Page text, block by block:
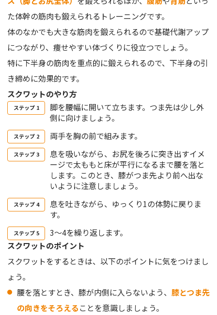
た体幹の筋肉も鍛えられるトレーニングです。
体のなかでも大きな筋肉を鍛えられるので基礎代謝アップ
につながり、痩せやすい体づくりに役立つでしょう。
特に下半身の筋肉を重点的に鍛えられるので、下半身の引
き締めに効果的です。
スクワットのやり方
脚を腰幅に開いて立ちます。つま先は少し外
側に向けましょう。
両手を胸の前で組みます。
息を吸いながら、お尻を後ろに突き出すイメ
ージで太ももと床が平行になるまで腰を落と
します。このとき、膝がつま先より前へ出な
いように注意しましょう。
息を吐きながら、ゆっくり1の体勢に戻りま
す。
3～4を繰り返します。
スクワットのポイント
スクワットをするときは、以下のポイントに気をつけまし
ょう。
腰を落とすとき、膝が内側に入らないよう、 膝とつま先
の向きをそろえる ことを意識しましょう。